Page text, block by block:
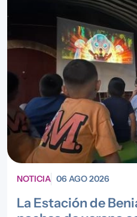
NOTICIA 06 AGO 2026
La Estación de